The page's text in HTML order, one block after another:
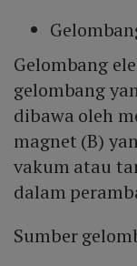
Gelombang
gelombang
dibawa oleh
magnet (B)
vakum atau
dalam
Sumber